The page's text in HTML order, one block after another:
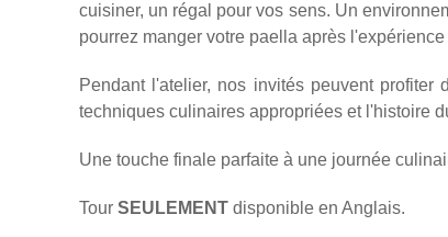
cuisiner, un régal pour vos sens. Un
pourrez manger votre paella après
Pendant l'atelier, nos invités peuvent profiter
techniques culinaires appropriées et l'histoire
Une touche finale parfaite à une journée
Tour SEULEMENT disponible en Anglais.